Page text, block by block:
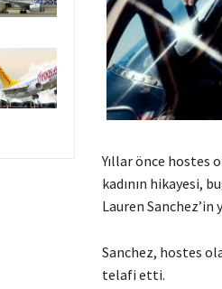
Yıllar önce hostes
kadının hikayesi,
Lauren Sanchez’in
Sanchez, hostes
telafi etti.